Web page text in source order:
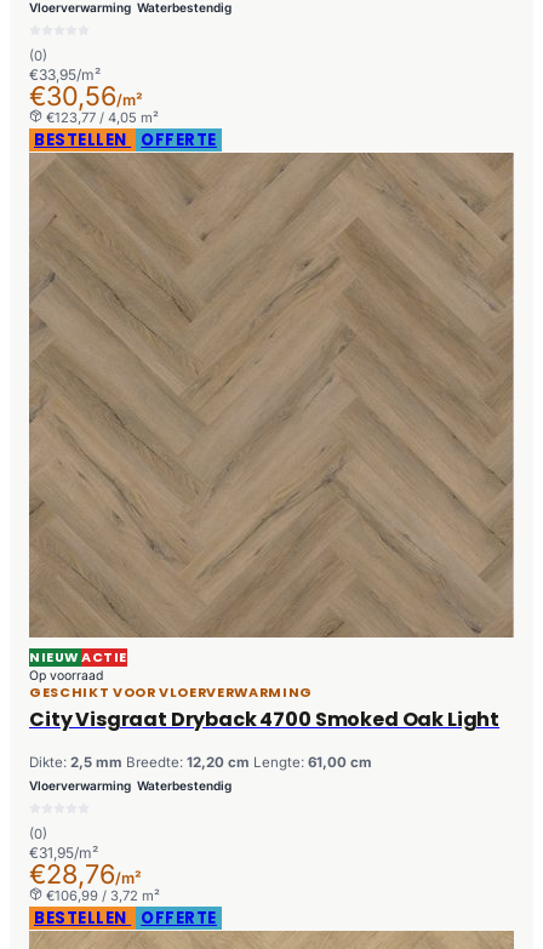
Vloerverwarming Waterbestendig
(0)
€33,95/m²
€30,56/m²
€123,77 / 4,05 m²
BESTELLEN OFFERTE
NIEUWACTIE
Op voorraad
GESCHIKT VOOR VLOERVERWARMING
City Visgraat Dryback 4700 Smoked Oak Light
Dikte: 2,5 mm Breedte: 12,20 cm Lengte: 61,00 cm
Vloerverwarming Waterbestendig
(0)
€31,95/m²
€28,76/m²
€106,99 / 3,72 m²
BESTELLEN OFFERTE